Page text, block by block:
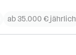
ab 35.000 € jährlich